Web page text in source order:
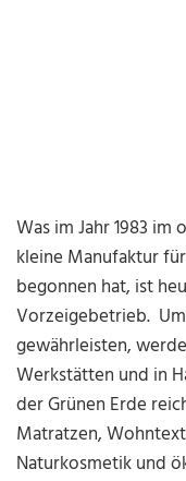
Was im Jahr 1983
kleine Manufaktur
begonnen hat, ist
Vorzeigebetrieb.
gewährleisten,
Werkstätten und in
der Grünen Erde
Matratzen,
Naturkosmetik und